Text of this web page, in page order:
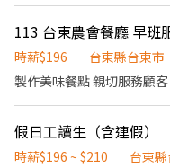
負責結帳、收銀等工作。
前與烹飪中之準備工作與其
切各種食材。 ．負責清理
113 台東農會餐廳 早班
時薪$196
台東縣台東市
製作美味餐點 親切服務顧
假日工讀生（含連假）
時薪$196 ~ $210
台東